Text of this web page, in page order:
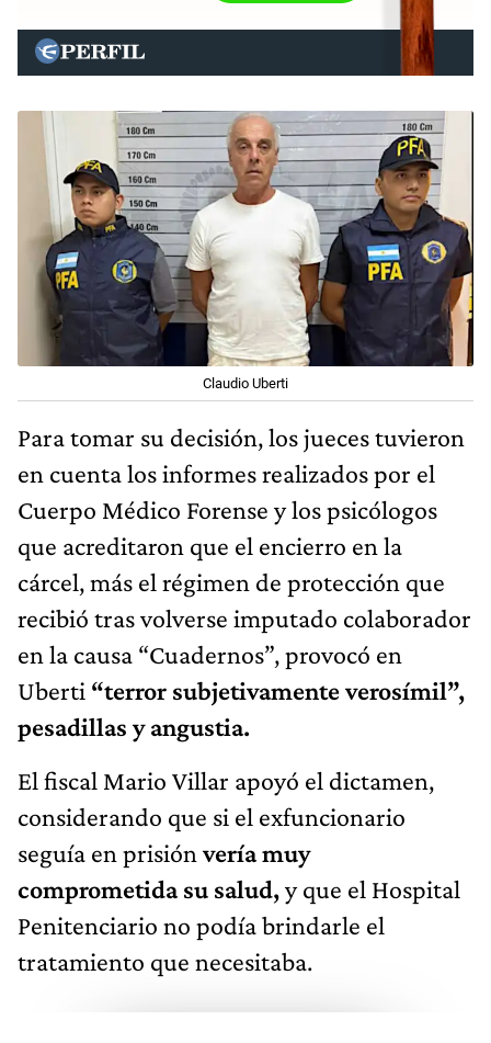
Claudio Uberti
Para tomar su decisión, los jueces tuvieron
en cuenta los informes realizados por el
Cuerpo Médico Forense y los psicólogos
que acreditaron que el encierro en la
cárcel, más el régimen de protección que
recibió tras volverse imputado colaborador
en la causa “Cuadernos”, provocó en
Uberti “terror subjetivamente verosímil”,
pesadillas y angustia.
El fiscal Mario Villar apoyó el dictamen,
considerando que si el exfuncionario
seguía en prisiónvería muy
comprometida su salud,y que el Hospital
Penitenciario no podía brindarle el
tratamiento que necesitaba.